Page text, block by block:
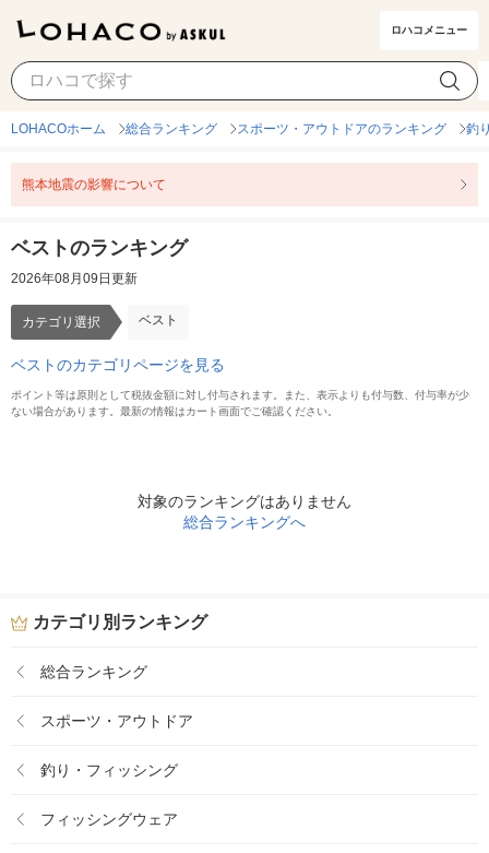
ロハコメニュー
ベスト カテゴリ選択
LOHACOホーム 総合ランキング スポーツ・アウトドアのランキング 釣
熊本地震の影響について
ベストのランキング
2026年08月09日更新
カテゴリ選択 ベスト
ベストのカテゴリページを見る
ポイント等は原則として税抜金額に対し付与されます。また、表示よりも付与数、付与率が少
ない場合があります。最新の情報はカート画面でご確認ください。
対象のランキングはありません
総合ランキングへ
カテゴリ別ランキング
総合ランキング
スポーツ・アウトドア
釣り・フィッシング
フィッシングウェア